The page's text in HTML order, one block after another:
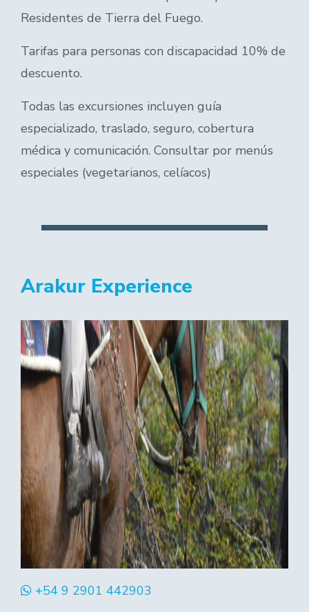
Residentes de Tierra del Fuego.
Tarifas para personas con discapacidad 10% de
descuento.
Todas las excursiones incluyen guía
especializado, traslado, seguro, cobertura
médica y comunicación. Consultar por menús
especiales (vegetarianos, celíacos)
Arakur Experience
+54 9 2901 442903